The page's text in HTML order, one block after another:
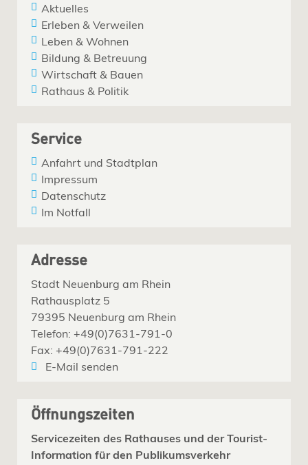
Aktuelles
Erleben & Verweilen
Leben & Wohnen
Bildung & Betreuung
Wirtschaft & Bauen
Rathaus & Politik
Service
Anfahrt und Stadtplan
Impressum
Datenschutz
Im Notfall
Adresse
Stadt Neuenburg am Rhein
Rathausplatz 5
79395 Neuenburg am Rhein
Telefon: +49(0)7631-791-0
Fax: +49(0)7631-791-222
E-Mail senden
Öffnungszeiten
Servicezeiten des Rathauses und der Tourist-
Information für den Publikumsverkehr